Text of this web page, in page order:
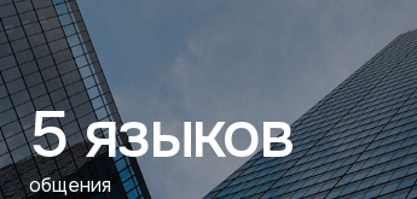
5 языков
общения